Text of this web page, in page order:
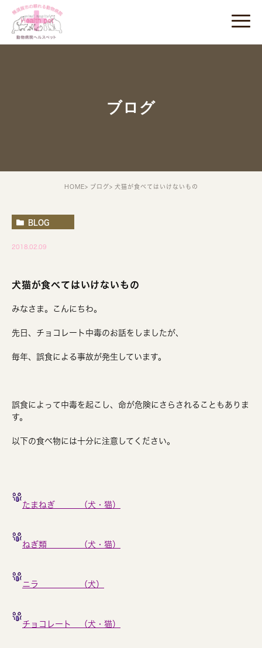
ブログ
HOME ブログ 犬猫が食べてはいけないもの
BLOG
2018.02.09
犬猫が食べてはいけないもの
みなさま。こんにちわ。
先日、チョコレート中毒のお話をしましたが、
毎年、誤食による事故が発生しています。
誤食によって中毒を起こし、命が危険にさらされることもありま
す。
以下の食べ物には十分に注意してください。
たまねぎ （犬・猫）
ねぎ類 （犬・猫）
ニラ （犬）
チョコレート （犬・猫）